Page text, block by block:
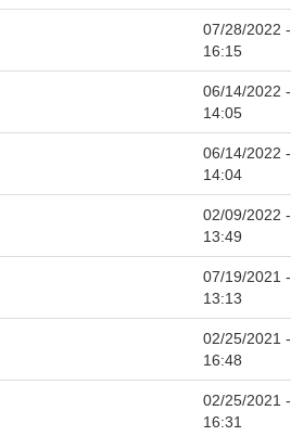
07/28/2022 -
16:15
06/14/2022 -
14:05
06/14/2022 -
14:04
02/09/2022 -
13:49
07/19/2021 -
13:13
02/25/2021 -
16:48
02/25/2021 -
16:31